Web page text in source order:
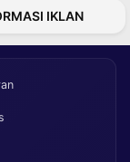
IKLAN